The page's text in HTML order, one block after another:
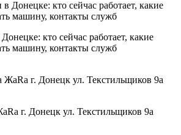
кто сейчас работает, какие
машину, контакты служб
г. Донецк ул. Текстильщиков 9а